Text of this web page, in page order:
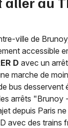
ville de
accessible
D avec un
marche de
bus desservent
arrêts "Brunoy
depuis Paris
avec des trains